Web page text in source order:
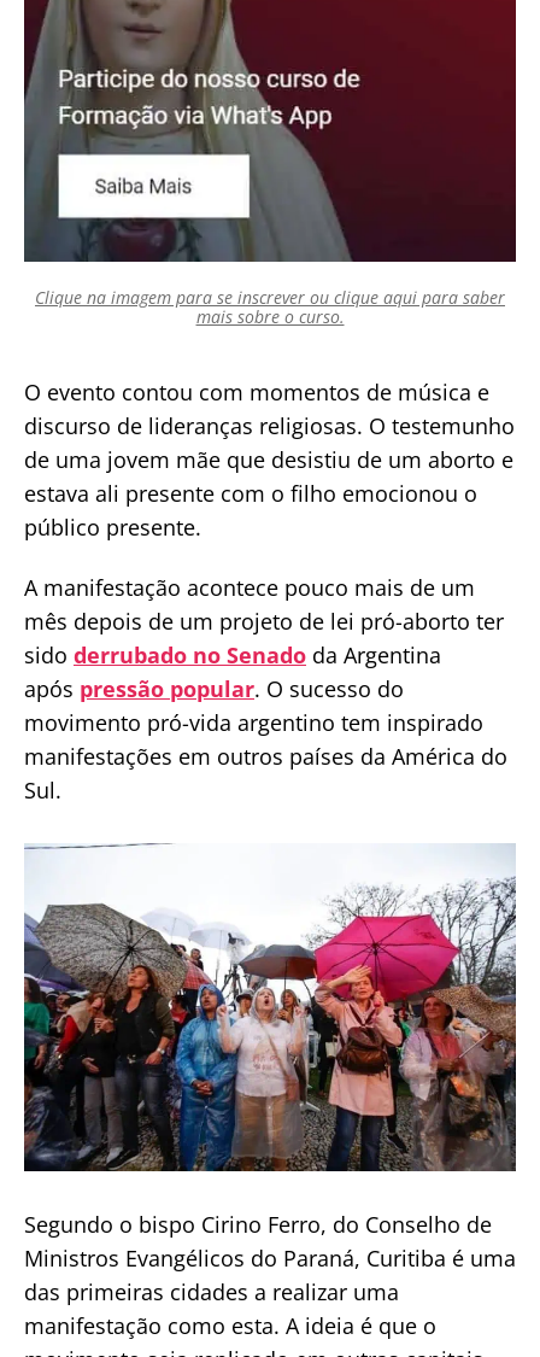
Clique na imagem para se inscrever ou clique aqui para saber
mais sobre o curso.
O evento contou com momentos de música e
discurso de lideranças religiosas. O testemunho
de uma jovem mãe que desistiu de um aborto e
estava ali presente com o filho emocionou o
público presente.
A manifestação acontece pouco mais de um
mês depois de um projeto de lei pró-aborto ter
sido derrubado no Senado da Argentina
após pressão popular. O sucesso do
movimento pró-vida argentino tem inspirado
manifestações em outros países da América do
Sul.
Segundo o bispo Cirino Ferro, do Conselho de
Ministros Evangélicos do Paraná, Curitiba é uma
das primeiras cidades a realizar uma
manifestação como esta. A ideia é que o